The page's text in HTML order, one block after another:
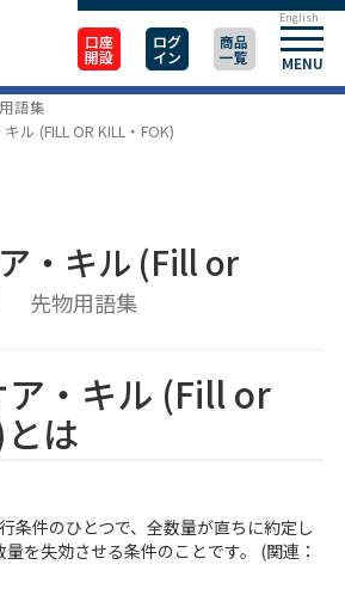
口座
開設
ログ
イン
商品
一覧 MENU
English
語集
ル (FILL OR KILL・FOK)
・キル (Fill or
先物用語集
ア・キル (Fill or
は
条件のひとつで、全数量が直ちに約定し
を失効させる条件のことです。 (関連：